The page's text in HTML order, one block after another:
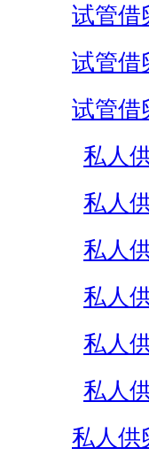
试管借
试管借
试管借
私人
私人
私人
私人
私人
私人
私人供